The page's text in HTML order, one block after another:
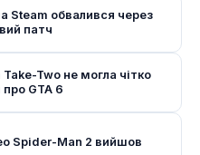
Steam обвалився через
патч
Two не могла чітко
про GTA 6
Spider-Man 2 вийшов